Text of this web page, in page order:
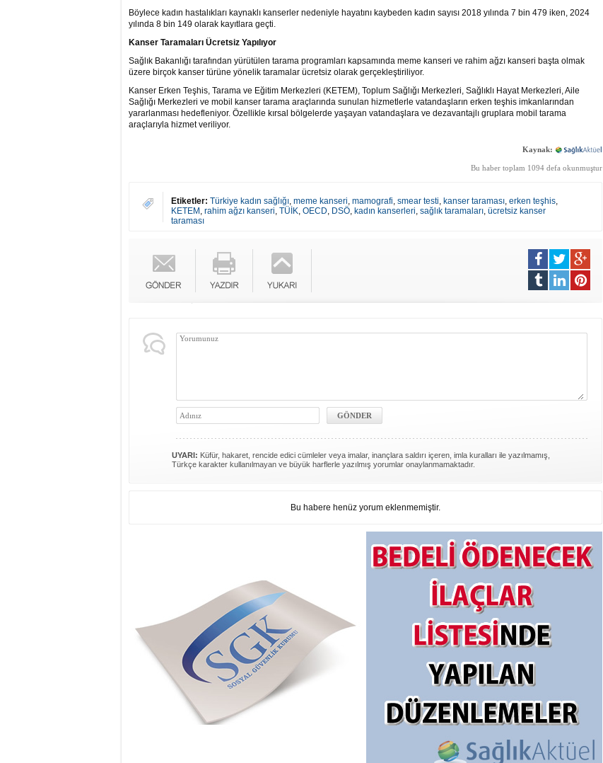
Böylece kadın hastalıkları kaynaklı kanserler nedeniyle hayatını kaybeden kadın sayısı 2018 yılında 7 bin 479 iken, 2024
yılında 8 bin 149 olarak kayıtlara geçti.
Kanser Taramaları Ücretsiz Yapılıyor
Sağlık Bakanlığı tarafından yürütülen tarama programları kapsamında meme kanseri ve rahim ağzı kanseri başta olmak
üzere birçok kanser türüne yönelik taramalar ücretsiz olarak gerçekleştiriliyor.
Kanser Erken Teşhis, Tarama ve Eğitim Merkezleri (KETEM), Toplum Sağlığı Merkezleri, Sağlıklı Hayat Merkezleri, Aile
Sağlığı Merkezleri ve mobil kanser tarama araçlarında sunulan hizmetlerle vatandaşların erken teşhis imkanlarından
yararlanması hedefleniyor. Özellikle kırsal bölgelerde yaşayan vatandaşlara ve dezavantajlı gruplara mobil tarama
araçlarıyla hizmet veriliyor.
Kaynak:
Bu haber toplam 1094 defa okunmuştur
Etiketler: Türkiye kadın sağlığı, meme kanseri, mamografi, smear testi, kanser taraması, erken teşhis,
KETEM , rahim ağzı kanseri, TÜİK, OECD, DSÖ, kadın kanserleri, sağlık taramaları, ücretsiz kanser
taraması
UYARI: Küfür, hakaret, rencide edici cümleler veya imalar, inançlara saldırı içeren, imla kuralları ile yazılmamış,
Türkçe karakter kullanılmayan ve büyük harflerle yazılmış yorumlar onaylanmamaktadır.
Bu habere henüz yorum eklenmemiştir.